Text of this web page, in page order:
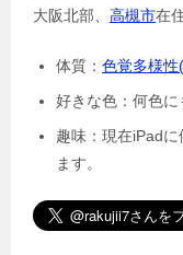
大阪北部、 高槻市在
体質： 色覚多様性
好きな色：何色
趣味：現在iPadに
ます。